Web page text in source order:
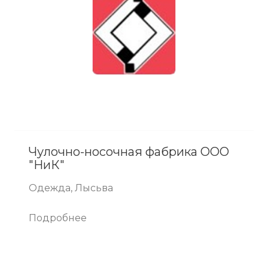
Чулочно-носочная фабрика ООО
"НиК"
Одежда, Лысьва
Подробнее